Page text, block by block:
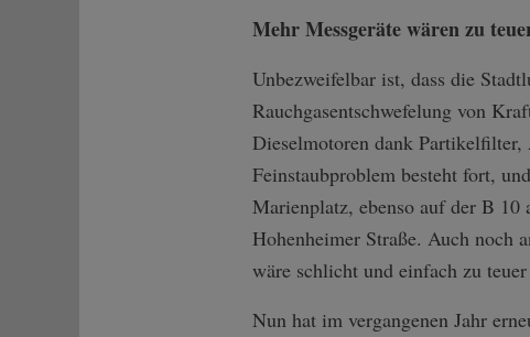
Mehr Messgeräte wären zu
Unbezweifelbar ist, dass die
Rauchgasentschwefelung von
Dieselmotoren dank Partikelfilter,
Feinstaubproblem besteht fort,
Marienplatz, ebenso auf der B
Hohenheimer Straße. Auch noch
wäre schlicht und einfach zu teuer
Nun hat im vergangenen Jahr